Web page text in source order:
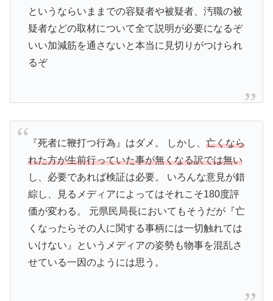
というならいままでの容疑者や被疑者、汚職の被
疑者などの取材について全て説明が必要になるぞ
いい加減筋を通さないと本当に見切りがつけられ
るぞ
『死者に鞭打つ行為』はダメ。 しかし、 亡くなら
れた方が生前行っていた事が無くなる訳では無い
し、必要であれば検証は必要。 いろんな意見が錯
綜し、見るメディアによってはそれこそ180度評
価が変わる。 元県民局長においてもそうだが『亡
くなったらその人に関する事柄には一切触れては
いけない』というメディアの姿勢も物事を混乱さ
せている一因のようには思う。